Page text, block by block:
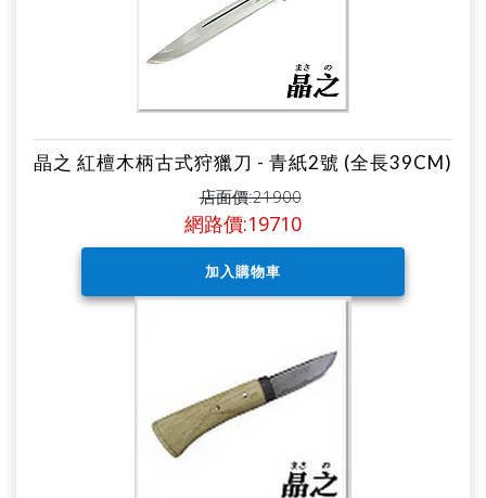
晶之 紅檀木柄古式狩獵刀 - 青紙2號 (全長39CM)
店面價:21900
網路價:19710